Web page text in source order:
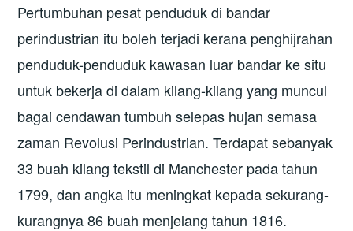
Pertumbuhan pesat penduduk di bandar
perindustrian itu boleh terjadi kerana penghijrahan
penduduk-penduduk kawasan luar bandar ke situ
untuk bekerja di dalam kilang-kilang yang muncul
bagai cendawan tumbuh selepas hujan semasa
zaman Revolusi Perindustrian. Terdapat sebanyak
33 buah kilang tekstil di Manchester pada tahun
1799, dan angka itu meningkat kepada sekurang-
kurangnya 86 buah menjelang tahun 1816.